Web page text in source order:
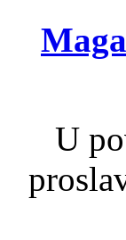
U